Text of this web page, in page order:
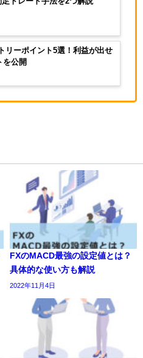
リーポイント5選！利益が出せ
を公開
FXのMACD最強の設定値とは？
具体的な使い方も解説
2022年11月4日